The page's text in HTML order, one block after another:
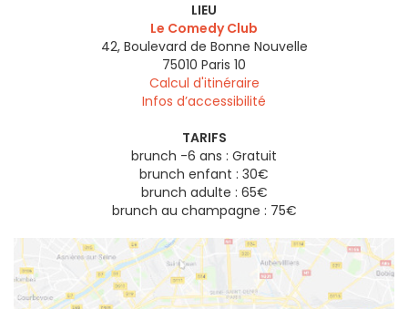
LIEU
Le Comedy Club
42, Boulevard de Bonne Nouvelle
75010 Paris 10
Calcul d'itinéraire
Infos d’accessibilité
TARIFS
brunch -6 ans : Gratuit
brunch enfant : 30€
brunch adulte : 65€
brunch au champagne : 75€